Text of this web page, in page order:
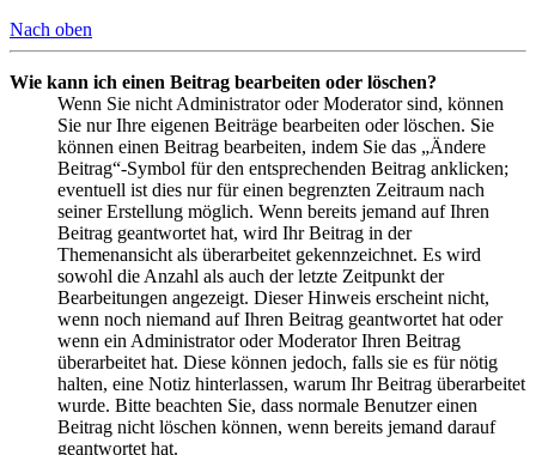
Nach oben
Wie kann ich einen Beitrag bearbeiten oder löschen?
Wenn Sie nicht Administrator oder Moderator sind, können
Sie nur Ihre eigenen Beiträge bearbeiten oder löschen. Sie
können einen Beitrag bearbeiten, indem Sie das „Ändere
Beitrag“-Symbol für den entsprechenden Beitrag anklicken;
eventuell ist dies nur für einen begrenzten Zeitraum nach
seiner Erstellung möglich. Wenn bereits jemand auf Ihren
Beitrag geantwortet hat, wird Ihr Beitrag in der
Themenansicht als überarbeitet gekennzeichnet. Es wird
sowohl die Anzahl als auch der letzte Zeitpunkt der
Bearbeitungen angezeigt. Dieser Hinweis erscheint nicht,
wenn noch niemand auf Ihren Beitrag geantwortet hat oder
wenn ein Administrator oder Moderator Ihren Beitrag
überarbeitet hat. Diese können jedoch, falls sie es für nötig
halten, eine Notiz hinterlassen, warum Ihr Beitrag überarbeitet
wurde. Bitte beachten Sie, dass normale Benutzer einen
Beitrag nicht löschen können, wenn bereits jemand darauf
geantwortet hat.